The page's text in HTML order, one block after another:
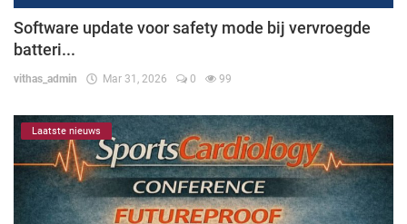
Software update voor safety mode bij vervroegde
batteri...
vithas_admin Mar 31, 2026 0 99
Laatste nieuws